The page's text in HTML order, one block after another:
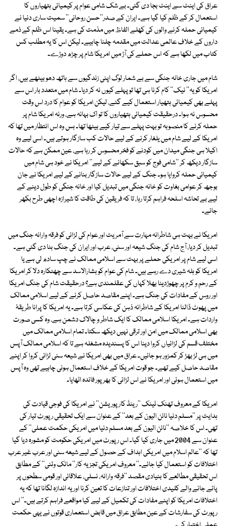
عراق کی اینٹ سے اینٹ بجا دی گئی۔ بے شک شامی عوام پر کیمیائی ہتھیاروں کا
استعمال کر کے ظلم کیا گیا ہے۔ ایران کے صدر''حسن روحانی'' سمیت ساری دنیا نے
کیمیائی حملہ کرنے والوں کی کھلے الفاظ میں مذمت کی ہے۔ یقینا اس ظلم کے ذمے
داروں کے خلاف عالمی عدالت میں مقدمہ چلنا چاہیے۔ لیکن اس کا یہ مطلب کس
کتاب میں لکھا ہے کہ اس حملے کی آڑ میں امریکا شام پر چڑھ دوڑے۔
شام میں جاری خانہ جنگی سے بے شمار لوگ اپنی زندگیوں سے ہاتھ دھو بیٹھے ہیں، اگر
امریکا کو یہ'' نیک'' کام کرنا ہی تھا تو پہلے کیوں نہ کر دیا۔ شام میں متعدد بار اس سے
پہلے بھی کیمیائی ہتھیار استعمال کیے گئے، لیکن امریکا کو عوام کا درد اس وقت
محسوس نہ ہوا۔ درحقیقت کیمیائی ہتھیاروں کا تو اک بہانہ ہے، ورنہ امریکا شام پر
حملہ کرنے کا منصوبہ تو بہت پہلے سے تیار کیے بیٹھا تھا۔ بس وہ اس انتظار میں تھا کہ
امریکا کے لیے شام میں یلغار کرنے کے لیے حالات کب سازگار ہوتے ہیں۔ اسی لیے وہ
اکیلا ہی جنگی میدان میں کودنے کو فخر محسوس کر رہا ہے، عین ممکن ہے کہ حالات
سازگار دیکھ کر ''شامی فوج کو سبق سکھانے کے لیے'' امریکا نے خود ہی شام میں
کیمیائی حملہ کروایا ہو۔ جنگ کے لیے حالات سازگار بنانے کے لیے امریکا نے جان
بوجھ کر عوامی بغاوت کو خانہ جنگی میں تبدیل کیا اور خانہ جنگی کو طول دینے کے
لیے بے تحاشہ اسلحہ فراہم کرتا رہا، تا کہ فریقین کی طاقت کا شیرازہ اچھی طرح بکھر
جائے۔
امریکا نے بہت ہی شاطرانہ مہارت سے آمریت اور عوام کی لڑائی کو فرقہ وارانہ جنگ میں
تبدیل کر دیا، آج شام کی جنگ شیعہ اور سنی، عرب اور ایران کی جنگ بنا دی گئی ہے۔
اسی لیے شام پر امریکی حملے پر بہت سے اسلامی ممالک نے چپ سادھ لی ہے یا
امریکا کو ہلہ شیری دے رہے ہیں۔ شام کی عوام کو بشارالاسد سے چھٹکارہ دلا کر امریکا
کے رحم و کرم پر چھوڑدینا بھلا کہاں کی عقلمندی ہے؟ درحقیقت شام کی جنگ امریکا
اور روس کے مفادات کی جنگ ہے۔ اپنے مقاصد حاصل کرنے کے لیے اسلامی ممالک
میں پھوٹ ڈالنا امریکا کے شاطرانہ ذہن کی عکاسی کرتا ہے۔ یہ امریکا کا پرانا طریقۂ
واردات ہے۔ امریکا اسلامی ممالک کا ایک شاطر و چالاک دشمن ہے، وہ کسی صورت
بھی اسلامی ممالک میں امن اور ترقی نہیں دیکھ سکتا۔ تمام اسلامی ممالک میں
مختلف قسم کی لڑائیاں کروا دینا اس کا پسندیدہ مشغلہ ہے تا کہ اسلامی ممالک آپس
میں ہی لڑ بھڑ کر کمزور ہو جائیں۔ عراق میں بھی امریکا نے شیعہ سنی لڑائی کروا کر اپنے
مقاصد حاصل کیے تھے۔ جو قوت امریکا کے خلاف استعمال ہونی چاہیے تھی وہ آپس
میں استعمال ہوئی اور امریکا نے اس لڑائی کا بھرپور فائدہ اٹھایا۔
امریکا کے معروف تھنک ٹینک ''رینڈ کارپوریشن'' نے امریکا کی فوجی قیادت کی
ہدایت پر ''مسلم دنیا نائن الیون کے بعد'' کے عنوان سے ایک تحقیقی رپورٹ تیار کی
تھی۔ اس کا خلاصہ ''نائن الیون کے بعد مسلم دنیا میں امریکی حکمت عملی'' کے
عنوان سے 2004 میں جاری کیا گیا۔ اس رپورٹ میں امریکی حکومت کو مشورہ دیا گیا
تھا کہ ''عالم اسلام میں امریکی اہداف کے حصول کے لیے شیعہ سنی اور عرب غیر عرب
اختلافات کو استعمال کیا جائے۔'' معروف امریکی تجزیہ کار'' مائک وٹنی'' کے مطابق
اس تحقیقی مطالعے کا بنیادی مقصد ''فرقہ وارانہ، نسلی، علاقائی اور قومی سطحوں پر
پائے جانے والے کلیدی اختلافات اور تنازعات کا تعین کرنا اور یہ اندازہ لگانا تھا کہ یہ
اختلافات امریکا کو اپنے مفادات کی تکمیل کے لیے کیا مواقعے فراہم کرتے ہیں۔'' اس
رپورٹ کی سفارشات کے عین مطابق عراق میں قابض استعماری قوتوں نے یہی حکمت